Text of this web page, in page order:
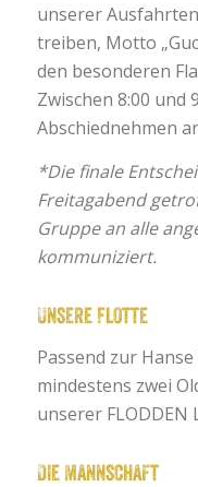
unserer
treiben, Motto
den besonderen
Zwischen 8:00 und
Abschiednehmen
*Die finale
Freitagabend
Gruppe an alle
kommuniziert.
Unsere Flotte
Passend zur
mindestens zwei
unserer FLODDEN
Die Mannschaft